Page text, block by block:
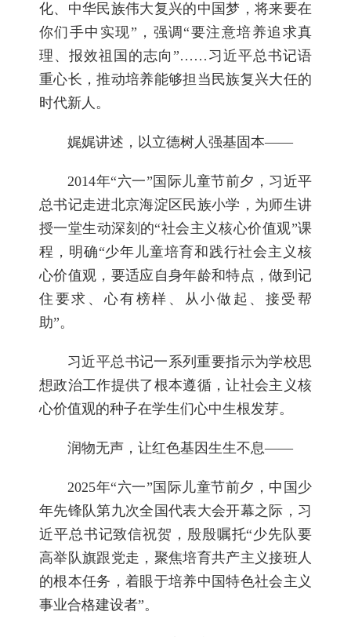
化、中华民族伟大复兴的中国梦，将来要在
你们手中实现”，强调“要注意培养追求真
理、报效祖国的志向”……习近平总书记语
重心长，推动培养能够担当民族复兴大任的
时代新人。
娓娓讲述，以立德树人强基固本——
2014年“六一”国际儿童节前夕，习近平
总书记走进北京海淀区民族小学，为师生讲
授一堂生动深刻的“社会主义核心价值观”课
程，明确“少年儿童培育和践行社会主义核
心价值观，要适应自身年龄和特点，做到记
住要求、心有榜样、从小做起、接受帮
助”。
习近平总书记一系列重要指示为学校思
想政治工作提供了根本遵循，让社会主义核
心价值观的种子在学生们心中生根发芽。
润物无声，让红色基因生生不息——
2025年“六一”国际儿童节前夕，中国少
年先锋队第九次全国代表大会开幕之际，习
近平总书记致信祝贺，殷殷嘱托“少先队要
高举队旗跟党走，聚焦培育共产主义接班人
的根本任务，着眼于培养中国特色社会主义
事业合格建设者”。